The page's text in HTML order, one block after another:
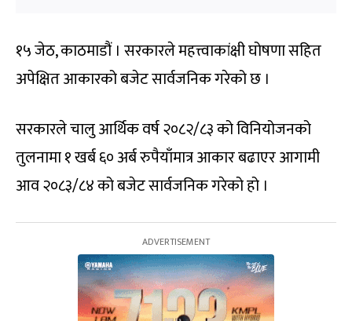
१५ जेठ, काठमाडौं । सरकारले महत्त्वाकांक्षी घोषणा सहित
अपेक्षित आकारको बजेट सार्वजनिक गरेको छ ।
सरकारले चालु आर्थिक वर्ष २०८२/८३ को विनियोजनको
तुलनामा १ खर्ब ६० अर्ब रुपैयाँमात्र आकार बढाएर आगामी
आव २०८३/८४ को बजेट सार्वजनिक गरेको हो ।